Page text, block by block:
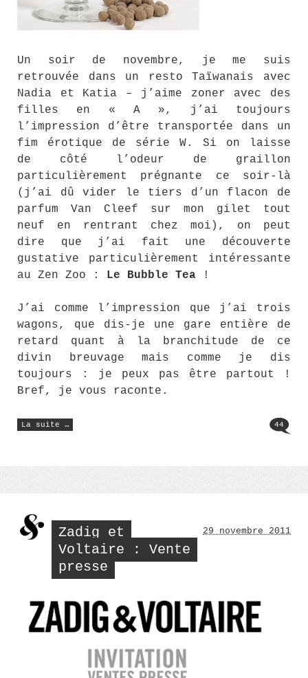
Un soir de novembre, je me suis
retrouvée dans un resto Taïwanais avec
Nadia et Katia – j’aime zoner avec des
filles en « A », j’ai toujours
l’impression d’être transportée dans un
fim érotique de série W. Si on laisse
de côté l’odeur de graillon
particulièrement prégnante ce soir-là
(j’ai dû vider le tiers d’un flacon de
parfum Van Cleef sur mon gilet tout
neuf en rentrant chez moi), on peut
dire que j’ai fait une découverte
gustative particulièrement intéressante
au Zen Zoo : Le Bubble Tea !
J’ai comme l’impression que j’ai trois
wagons, que dis-je une gare entière de
retard quant à la branchitude de ce
divin breuvage mais comme je dis
toujours : je peux pas être partout !
Bref, je vous raconte.
La suite …
« Qu’est-
ce
44
Zadig et
Voltaire : Vente
presse
29 novembre 2011